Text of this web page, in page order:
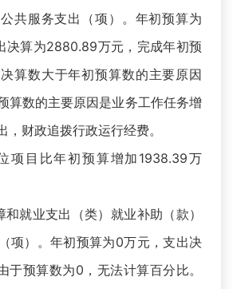
公共服务支出（项）。年初预算为
决算为2880.89万元，完成年初预
算数大于年初预算数的主要原因
算数的主要原因是业务工作任务增
，财政追拨行政运行经费。
目比年初预算增加1938.39万
业支出（类）就业补助（款）
项）。年初预算为0万元，支出决
于预算数为0，无法计算百分比。